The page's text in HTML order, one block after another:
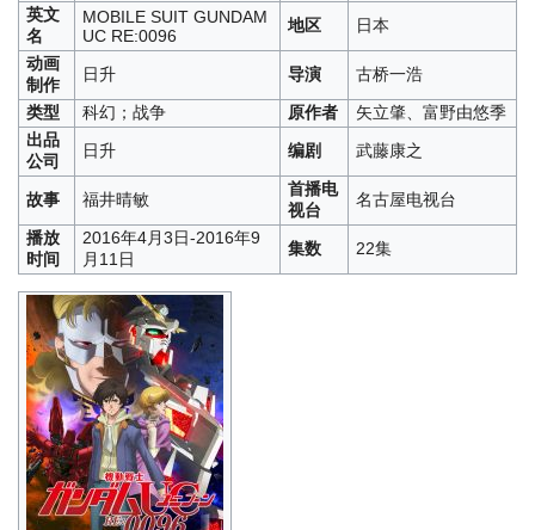
英文
名
MOBILE SUIT GUNDAM
UC RE:0096
地区
日本
动画
制作
日升 导演
古桥一浩
类型
科幻；战争 原作者
矢立肇、富野由悠季
出品
公司
日升 编剧 武藤康之
故事 福井晴敏
首播电
视台
名古屋电视台
播放
时间
2016年4月3日-2016年9
月11日
集数 22集